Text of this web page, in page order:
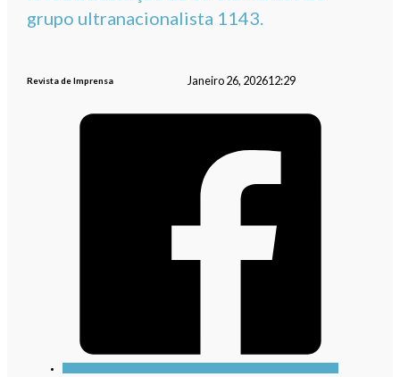
grupo ultranacionalista 1143.
Revista de Imprensa Janeiro 26, 202612:29